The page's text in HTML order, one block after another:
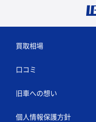
買取相場
口コミ
旧車への想い
個人情報保護方針